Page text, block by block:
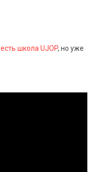
есть школа UJOP, но уже